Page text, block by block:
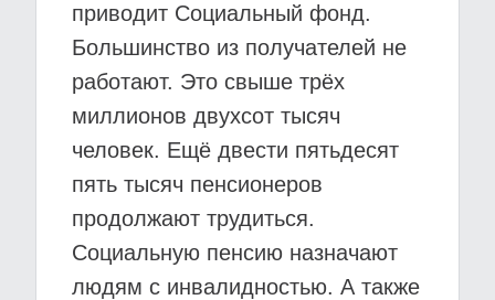
приводит Социальный фонд.
Большинство из получателей не
работают. Это свыше трёх
миллионов двухсот тысяч
человек. Ещё двести пятьдесят
пять тысяч пенсионеров
продолжают трудиться.
Социальную пенсию назначают
людям с инвалидностью. А также